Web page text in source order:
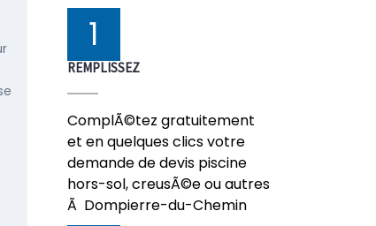
1
REMPLISSEZ
ComplÃ©tez gratuitement
et en quelques clics votre
demande de devis piscine
hors-sol, creusÃ©e ou autres
Ã Dompierre-du-Chemin